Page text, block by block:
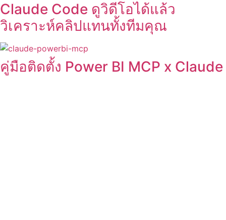
Claude Code ดูวิดีโอได้แล้ว
วิเคราะห์คลิปแทนทั้งทีมคุณ
คู่มือติดตั้ง Power BI MCP x Claude